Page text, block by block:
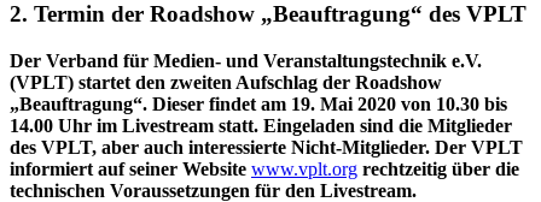
2. Termin der Roadshow „Beauftragung“ des VPLT
Der Verband für Medien- und Veranstaltungstechnik e.V.
(VPLT) startet den zweiten Aufschlag der Roadshow
„Beauftragung“. Dieser findet am 19. Mai 2020 von 10.30 bis
14.00 Uhr im Livestream statt. Eingeladen sind die Mitglieder
des VPLT, aber auch interessierte Nicht-Mitglieder. Der VPLT
informiert auf seiner Website www.vplt.org rechtzeitig über die
technischen Voraussetzungen für den Livestream.